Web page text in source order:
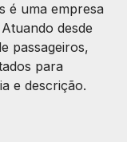
é uma empresa
desde
passageiros,
para
e descrição.